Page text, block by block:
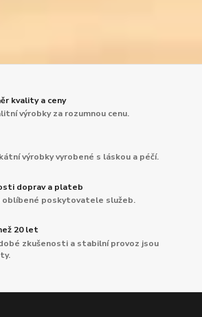
kvality a ceny
výrobky za rozumnou cenu.
výrobky vyrobené s láskou a péčí.
doprav a plateb
oblíbené poskytovatele služeb.
20 let
zkušenosti a stabilní provoz jsou